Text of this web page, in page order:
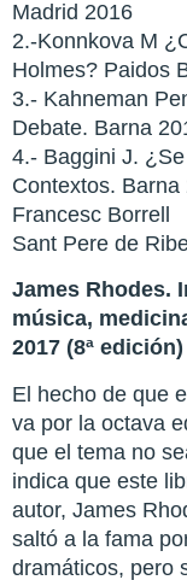
Madrid 2016
2.-Konnkova M
Holmes? Paidos
3.- Kahneman
Debate. Barna
4.- Baggini J.
Contextos. Barna
Francesc Borrell
Sant Pere de
James Rhodes.
música,
2017 (8ª edición)
El hecho de que
va por la octava
que el tema no
indica que este
autor, James
saltó a la fama
dramáticos, pero